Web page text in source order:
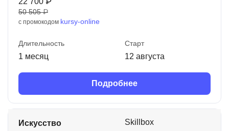
50 505 ₽
с промокодом kursy-online
Длительность
1 месяц
Старт
12 августа
Подробнее
Искусство
Skillbox